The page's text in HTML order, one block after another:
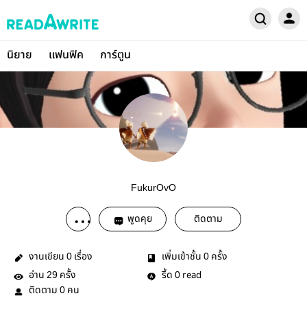
นิยาย แฟนฟิค การ์ตูน
FukurOvO
พูดคุย ติดตาม
งานเขียน 0 เรื่อง เพิ่มเข้าชั้น 0 ครั้ง
อ่าน 29 ครั้ง รี้ด 0 read
ติดตาม 0 คน